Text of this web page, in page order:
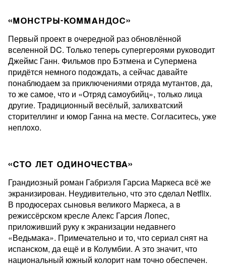
«МОНСТРЫ-КОММАНДОС»
Первый проект в очередной раз обновлённой
вселенной DC. Только теперь супергероями руководит
Джеймс Ганн. Фильмов про Бэтмена и Супермена
придётся немного подождать, а сейчас давайте
понаблюдаем за приключениями отряда мутантов, да,
то же самое, что и «Отряд самоубийц», только лица
другие. Традиционный весёлый, залихватский
сторителлинг и юмор Ганна на месте. Согласитесь, уже
неплохо.
«СТО ЛЕТ ОДИНОЧЕСТВА»
Грандиозный роман Габриэля Гарсиа Маркеса всё же
экранизирован. Неудивительно, что это сделал Netflix.
В продюсерах сыновья великого Маркеса, а в
режиссёрском кресле Алекс Гарсия Лопес,
приложивший руку к экранизации недавнего
«Ведьмака». Примечательно и то, что сериал снят на
испанском, да ещё и в Колумбии. А это значит, что
национальный южный колорит нам точно обеспечен.